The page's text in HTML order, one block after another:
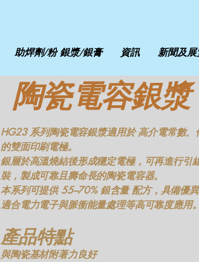
助焊劑/粉 銀漿/銀膏 資訊 新聞及展
陶瓷電容銀漿
HG23 系列陶瓷電容銀漿適用於 高介電常數、
的雙面印刷電極。
銀層於高溫燒結後形成穩定電極，可再進行
裝，製成可靠且壽命長的陶瓷電容器。
本系列可提供 55–70% 銀含量 配方，具備優
適合電力電子與脈衝能量處理等高可靠度應用。
產品特點
與陶瓷基材附著力良好